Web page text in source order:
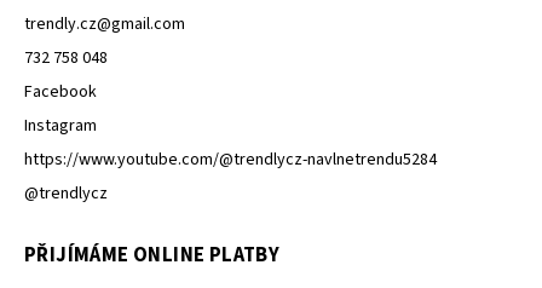
trendly.cz@gmail.com
732 758 048
Facebook
Instagram
https://www.youtube.com/@trendlycz-navlnetrendu5284
@trendlycz
PŘIJÍMÁME ONLINE PLATBY